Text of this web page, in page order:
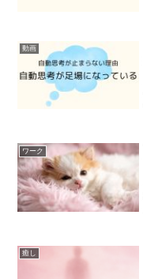
動画
ワーク
癒し